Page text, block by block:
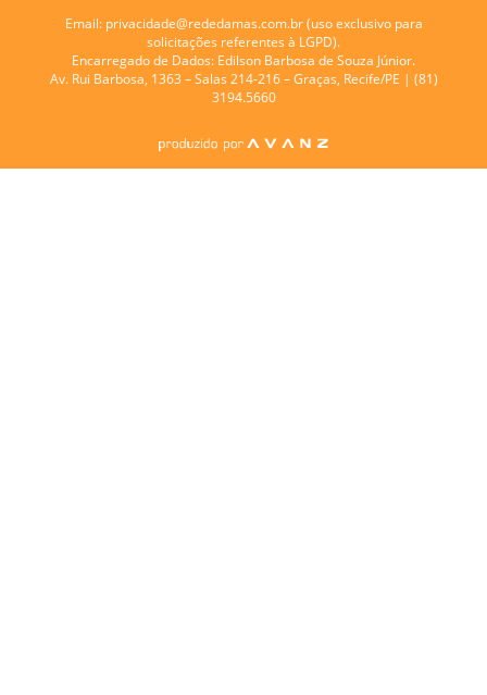
Email: privacidade@rededamas.com.br(uso exclusivo para
solicitações referentes à LGPD).
Encarregado de Dados: Edilson Barbosa de Souza Júnior.
Av. Rui Barbosa, 1363 – Salas 214-216 – Graças, Recife/PE | (81)
3194.5660